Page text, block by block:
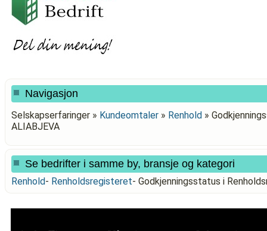
Navigasjon
Selskapserfaringer » Kundeomtaler » Renhold »
ALIABJEVA
Se bedrifter i samme by, bransje og kategori
Renhold- Renholdsregisteret- Godkjenningsstatus i